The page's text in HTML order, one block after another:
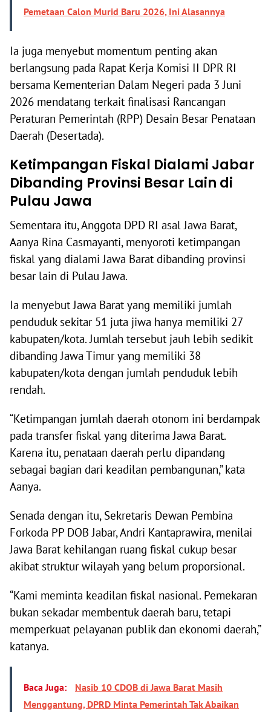
Pemetaan Calon Murid Baru 2026, Ini Alasannya
Ia juga menyebut momentum penting akan
berlangsung pada Rapat Kerja Komisi II DPR RI
bersama Kementerian Dalam Negeri pada 3 Juni
2026 mendatang terkait finalisasi Rancangan
Peraturan Pemerintah (RPP) Desain Besar Penataan
Daerah (Desertada).
Ketimpangan Fiskal Dialami Jabar
Dibanding Provinsi Besar Lain di
Pulau Jawa
Sementara itu, Anggota DPD RI asal Jawa Barat,
Aanya Rina Casmayanti, menyoroti ketimpangan
fiskal yang dialami Jawa Barat dibanding provinsi
besar lain di Pulau Jawa.
Ia menyebut Jawa Barat yang memiliki jumlah
penduduk sekitar 51 juta jiwa hanya memiliki 27
kabupaten/kota. Jumlah tersebut jauh lebih sedikit
dibanding Jawa Timur yang memiliki 38
kabupaten/kota dengan jumlah penduduk lebih
rendah.
“Ketimpangan jumlah daerah otonom ini berdampak
pada transfer fiskal yang diterima Jawa Barat.
Karena itu, penataan daerah perlu dipandang
sebagai bagian dari keadilan pembangunan,” kata
Aanya.
Senada dengan itu, Sekretaris Dewan Pembina
Forkoda PP DOB Jabar, Andri Kantaprawira, menilai
Jawa Barat kehilangan ruang fiskal cukup besar
akibat struktur wilayah yang belum proporsional.
“Kami meminta keadilan fiskal nasional. Pemekaran
bukan sekadar membentuk daerah baru, tetapi
memperkuat pelayanan publik dan ekonomi daerah,”
katanya.
Baca Juga:
Nasib 10 CDOB di Jawa Barat Masih
Menggantung, DPRD Minta Pemerintah Tak Abaikan